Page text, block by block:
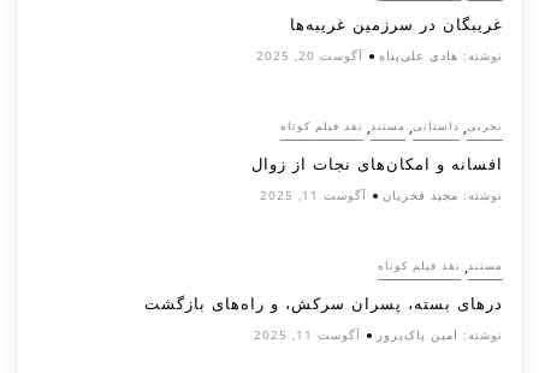
غریبگان در سرزمین غریبه‌ها
نوشته: هادی علی‌پناه آگوست 20, 2025
تجربی, داستانی, مستند, نقد فیلم کوتاه
افسانه‌ و امکان‌های نجات از زوال
نوشته: مجید فخریان آگوست 11, 2025
مستند, نقد فیلم کوتاه
درهای بسته، پسران سرکش، و راه‌های بازگشت
نوشته: امین پاک‌پرور آگوست 11, 2025